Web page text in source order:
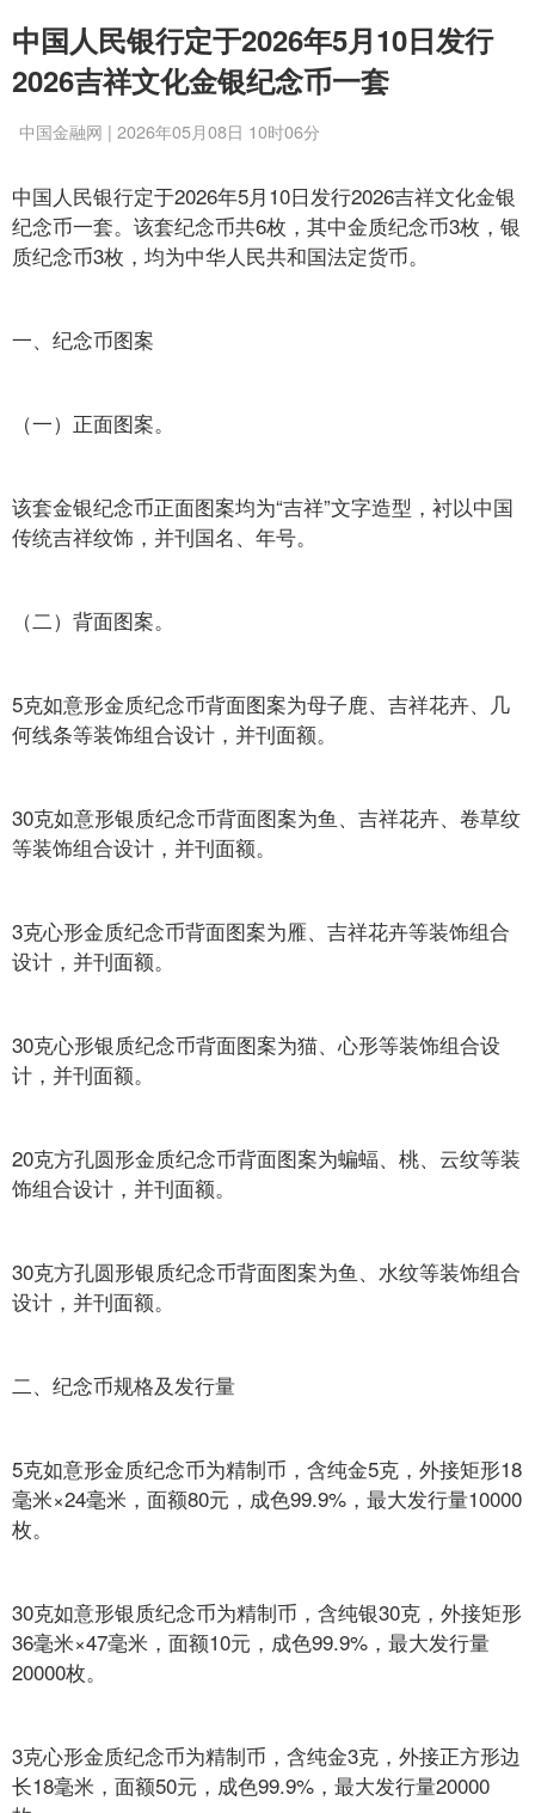
中国人民银行定于2026年5月10日发行
2026吉祥文化金银纪念币一套
中国金融网 | 2026年05月08日 10时06分
中国人民银行定于2026年5月10日发行2026吉祥文化金银
纪念币一套。该套纪念币共6枚，其中金质纪念币3枚，银
质纪念币3枚，均为中华人民共和国法定货币。
一、纪念币图案
（一）正面图案。
该套金银纪念币正面图案均为“吉祥”文字造型，衬以中国
传统吉祥纹饰，并刊国名、年号。
（二）背面图案。
5克如意形金质纪念币背面图案为母子鹿、吉祥花卉、几
何线条等装饰组合设计，并刊面额。
30克如意形银质纪念币背面图案为鱼、吉祥花卉、卷草纹
等装饰组合设计，并刊面额。
3克心形金质纪念币背面图案为雁、吉祥花卉等装饰组合
设计，并刊面额。
30克心形银质纪念币背面图案为猫、心形等装饰组合设
计，并刊面额。
20克方孔圆形金质纪念币背面图案为蝙蝠、桃、云纹等装
饰组合设计，并刊面额。
30克方孔圆形银质纪念币背面图案为鱼、水纹等装饰组合
设计，并刊面额。
二、纪念币规格及发行量
5克如意形金质纪念币为精制币，含纯金5克，外接矩形18
毫米×24毫米，面额80元，成色99.9%，最大发行量10000
枚。
30克如意形银质纪念币为精制币，含纯银30克，外接矩形
36毫米×47毫米，面额10元，成色99.9%，最大发行量
20000枚。
3克心形金质纪念币为精制币，含纯金3克，外接正方形边
长18毫米，面额50元，成色99.9%，最大发行量20000